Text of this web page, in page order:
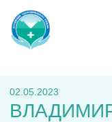
02.05.2023